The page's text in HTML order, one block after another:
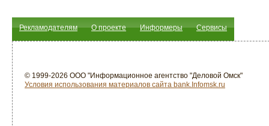
Рекламодателям О проекте Информеры Сервисы
© 1999-2026 ООО "Информационное агентство "Деловой Омск"
Условия использования материалов сайта bank.Infomsk.ru